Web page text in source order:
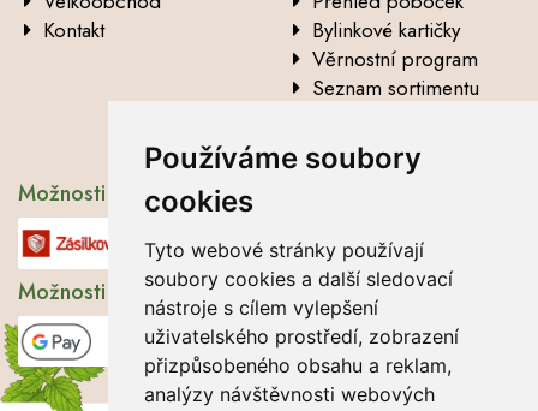
Používáme soubory
cookies
Tyto webové stránky používají
soubory cookies a další sledovací
nástroje s cílem vylepšení
uživatelského prostředí, zobrazení
přizpůsobeného obsahu a reklam,
analýzy návštěvnosti webových
Kontakt
Bylinkové kartičky
Věrnostní program
Seznam sortimentu
údajů
Možnosti dopravy
Možnosti platby